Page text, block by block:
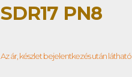
SDR17 PN8
Az ár, készlet bejelentkezés után látható